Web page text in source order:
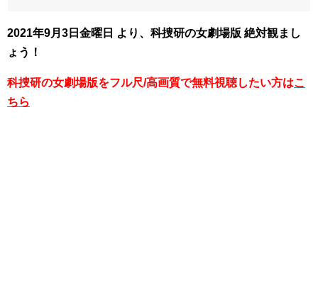
2021年9月3日金曜日 より、科捜研の女劇場版 絶対観まし
ょう！
科捜研の女劇場版をフル尺/高画質で無料視聴したい方はこ
ちら